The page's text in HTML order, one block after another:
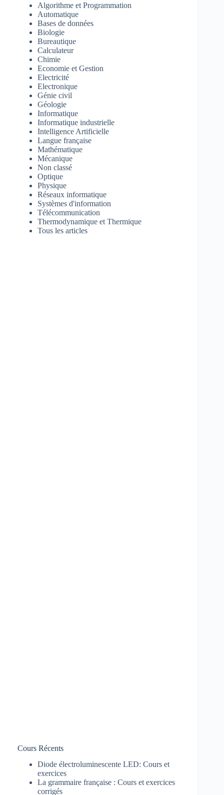
Algorithme et Programmation
Automatique
Bases de données
Biologie
Bureautique
Calculateur
Chimie
Economie et Gestion
Electricité
Electronique
Génie civil
Géologie
Informatique
Informatique industrielle
Intelligence Artificielle
Langue française
Mathématique
Mécanique
Non classé
Optique
Physique
Réseaux informatique
Systèmes d'information
Télécommunication
Thermodynamique et Thermique
Tous les articles
Cours Récents
Diode électroluminescente LED: Cours et
exercices
La grammaire française : Cours et exercices
corrigés